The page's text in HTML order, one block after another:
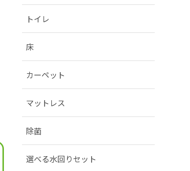
トイレ
床
カーペット
マットレス
除菌
選べる水回りセット